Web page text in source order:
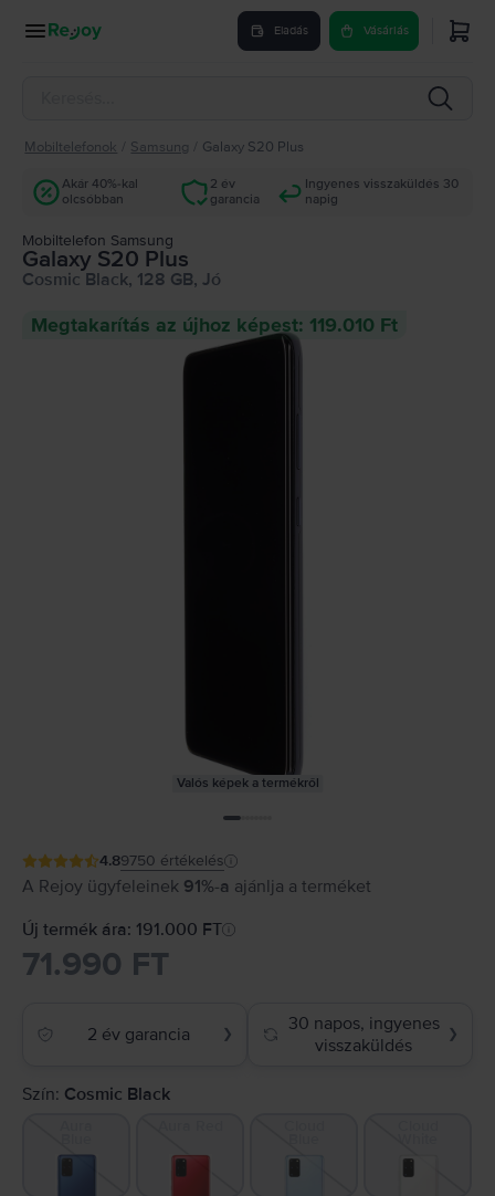
Eladás Vásárlás
Mobiltelefonok Samsung Galaxy S20 Plus
Akár 40%-kal
olcsóbban
2 év
garancia
Ingyenes visszaküldés 30
napig
Mobiltelefon Samsung
Galaxy S20 Plus
Cosmic Black, 128 GB, Jó
Megtakarítás az újhoz képest: 119.010 Ft
Valós képek a termékről
4.89750 értékelés
A Rejoy ügyfeleinek 91%-a ajánlja a terméket
Új termék ára: 191.000 FT
71.990 FT
2 év garancia ❯
30 napos, ingyenes
visszaküldés
❯
Szín: Cosmic Black